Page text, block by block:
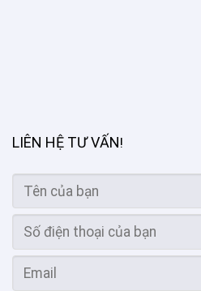
LIÊN HỆ TƯ VẤN!